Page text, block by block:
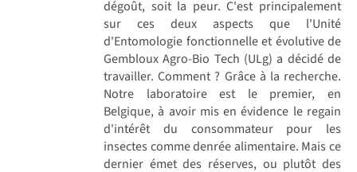
dégoût, soit la peur. C'est principalement
sur ces deux aspects que l'Unité
d'Entomologie fonctionnelle et évolutive de
Gembloux Agro-Bio Tech (ULg) a décidé de
travailler. Comment ? Grâce à la recherche.
Notre laboratoire est le premier, en
Belgique, à avoir mis en évidence le regain
d'intérêt du consommateur pour les
insectes comme denrée alimentaire. Mais ce
dernier émet des réserves, ou plutôt des